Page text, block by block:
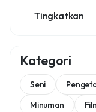
Tingkatkan
Kategori
Seni
Minuman